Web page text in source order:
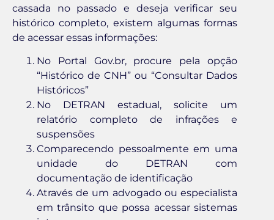
cassada no passado e deseja verificar seu
histórico completo, existem algumas formas
de acessar essas informações:
No Portal Gov.br, procure pela opção
“Histórico de CNH” ou “Consultar Dados
Históricos”
No DETRAN estadual, solicite um
relatório completo de infrações e
suspensões
Comparecendo pessoalmente em uma
unidade do DETRAN com
documentação de identificação
Através de um advogado ou especialista
em trânsito que possa acessar sistemas